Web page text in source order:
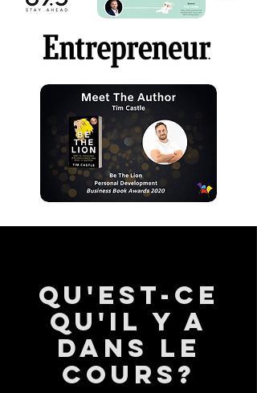
qu'est-ce
qu'il y a
dans le
cours?